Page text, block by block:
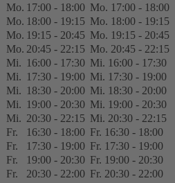
Mo. 17:00 - 18:00 Mo. 17:00 - 18:00
Mo. 18:00 - 19:15 Mo. 18:00 - 19:15
Mo. 19:15 - 20:45 Mo. 19:15 - 20:45
Mo. 20:45 - 22:15 Mo. 20:45 - 22:15
Mi. 16:00 - 17:30 Mi. 16:00 - 17:30
Mi. 17:30 - 19:00 Mi. 17:30 - 19:00
Mi. 18:30 - 20:00 Mi. 18:30 - 20:00
Mi. 19:00 - 20:30 Mi. 19:00 - 20:30
Mi. 20:30 - 22:15 Mi. 20:30 - 22:15
Fr.
16:30 - 18:00 Fr. 16:30 - 18:00
Fr.
17:30 - 19:00 Fr. 17:30 - 19:00
Fr.
19:00 - 20:30 Fr. 19:00 - 20:30
Fr.
20:30 - 22:00 Fr. 20:30 - 22:00